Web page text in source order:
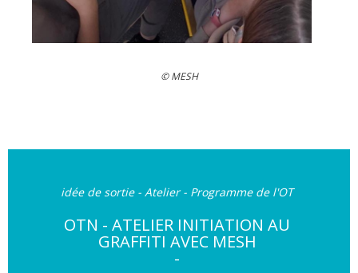
© MESH
idée de sortie - Atelier - Programme de l'OT
OTN - ATELIER INITIATION AU
GRAFFITI AVEC MESH
-